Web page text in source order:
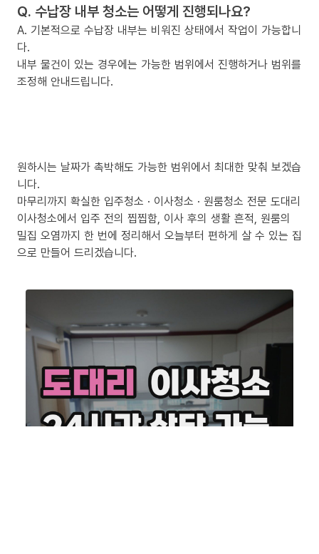
Q. 수납장 내부 청소는 어떻게 진행되나요?
A. 기본적으로 수납장 내부는 비워진 상태에서 작업이 가능합니
다.
내부 물건이 있는 경우에는 가능한 범위에서 진행하거나 범위를
조정해 안내드립니다.
원하시는 날짜가 촉박해도 가능한 범위에서 최대한 맞춰 보겠습
니다.
마무리까지 확실한 입주청소 · 이사청소 · 원룸청소 전문 도대리
이사청소에서 입주 전의 찝찝함, 이사 후의 생활 흔적, 원룸의
밀집 오염까지 한 번에 정리해서 오늘부터 편하게 살 수 있는 집
으로 만들어 드리겠습니다.